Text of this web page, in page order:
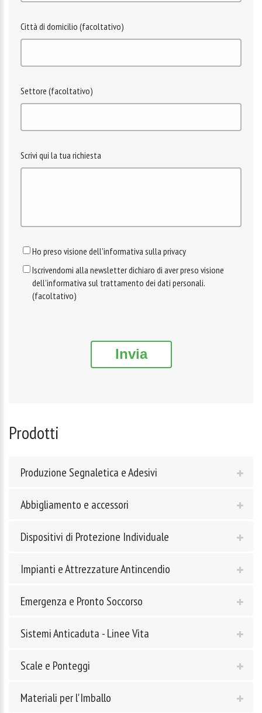
Città di domicilio (facoltativo)
Settore (facoltativo)
Scrivi qui la tua richiesta
Ho preso visione dell'informativa sulla privacy
Iscrivendomi alla newsletter dichiaro di aver preso visione
dell'informativa sul trattamento dei dati personali.
(facoltativo)
Invia
Prodotti
Produzione Segnaletica e Adesivi
Abbigliamento e accessori
Dispositivi di Protezione Individuale
Impianti e Attrezzature Antincendio
Emergenza e Pronto Soccorso
Sistemi Anticaduta - Linee Vita
Scale e Ponteggi
Materiali per l'Imballo